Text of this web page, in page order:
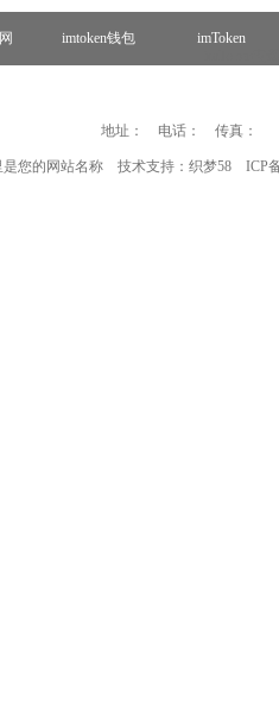
imtoken钱包 imToken
地址： 电话： 传真：
是您的网站名称 技术支持： 织梦58 ICP